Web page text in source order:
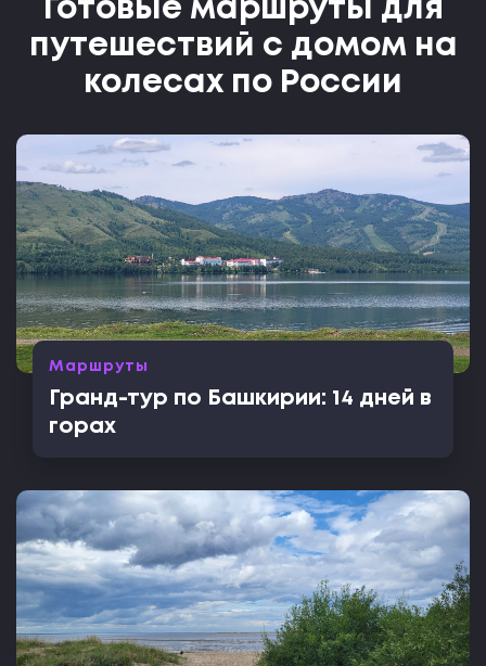
Готовые маршруты для
путешествий с домом на
колесах по России
Маршруты
Гранд-тур по Башкирии: 14 дней в
горах